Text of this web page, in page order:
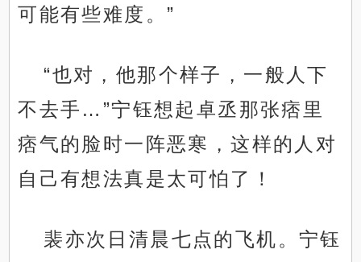
可能有些难度。”
“也对，他那个样子，一般人下
不去手…”宁钰想起卓丞那张痞里
痞气的脸时一阵恶寒，这样的人对
自己有想法真是太可怕了！
裴亦次日清晨七点的飞机。宁钰